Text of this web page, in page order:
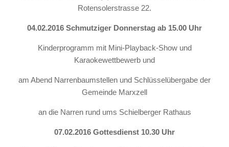
Rotensolerstrasse 22.
04.02.2016 Schmutziger Donnerstag ab 15.00 Uhr
Kinderprogramm mit Mini-Playback-Show und
Karaokewettbewerb und
am Abend Narrenbaumstellen und Schlüsselübergabe der
Gemeinde Marxzell
an die Narren rund ums Schielberger Rathaus
07.02.2016 Gottesdienst 10.30 Uhr